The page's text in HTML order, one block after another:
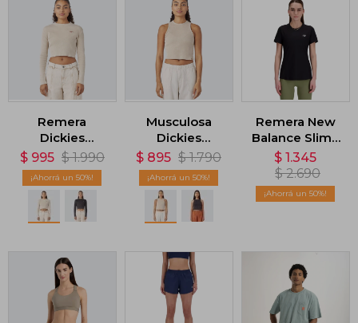
Remera
Dickies
Newington
Long Sleeve
T-Shirt - Beige
$ 995 $ 1.990
50
Musculosa
Dickies
Newington -
Beige
$ 895 $ 1.790
50
Remera New
Balance Slim -
Negro
$ 1.345
$ 2.690
50